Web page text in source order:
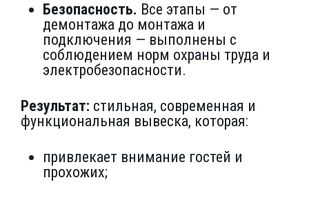
Безопасность. Все этапы — от
демонтажа до монтажа и
подключения — выполнены с
соблюдением норм охраны труда и
электробезопасности.
Результат: стильная, современная и
функциональная вывеска, которая:
привлекает внимание гостей и
прохожих;